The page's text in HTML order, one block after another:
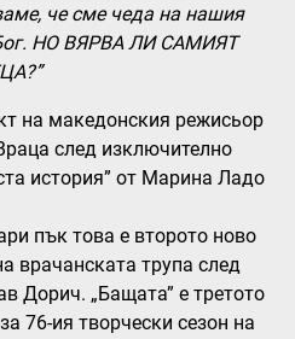
че сме чеда на нашия
НО ВЯРВА ЛИ САМИЯТ
на македонския режисьор
след изключително
история” от Марина Ладо
пък това е второто ново
врачанската трупа след
Дорич. „Бащата” е третото
76-ия творчески сезон на